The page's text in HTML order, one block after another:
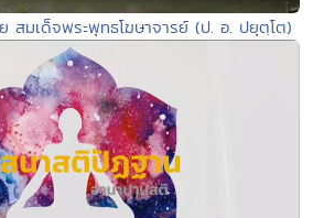
สมเด็จพระพุทธโฆษาจารย์ (ป. อ. ปยุตฺโต)